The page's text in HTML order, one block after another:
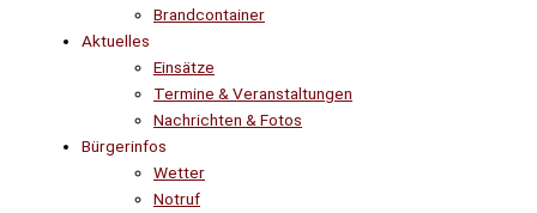
Brandcontainer
Aktuelles
Einsätze
Termine & Veranstaltungen
Nachrichten & Fotos
Bürgerinfos
Wetter
Notruf